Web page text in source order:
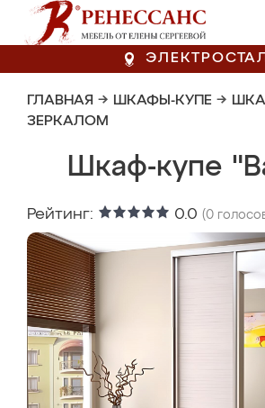
ГЛАВНАЯ → ШКАФЫ-КУПЕ →
ЗЕРКАЛОМ
Шкаф-купе
Рейтинг: 0.0 (0